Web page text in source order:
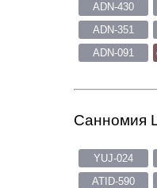
ADN-430
ADN-351
ADN-091
Санномия
YUJ-024
ATID-590